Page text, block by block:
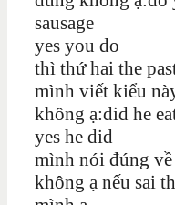
sausage
yes you do
thì thứ hai the
mình viết kiểu
không ạ:did he
yes he did
mình nói đúng
không ạ nếu sai